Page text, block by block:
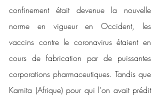
confinement était devenue la nouvelle
norme en vigueur en Occident, les
vaccins contre le coronavirus étaient en
cours de fabrication par de puissantes
corporations pharmaceutiques. Tandis que
Kamita (Afrique) pour qui l'on avait prédit